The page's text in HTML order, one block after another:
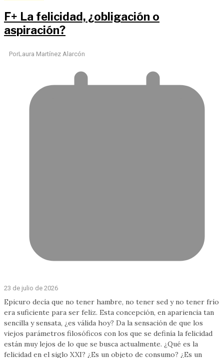
F+ La felicidad, ¿obligación o
aspiración?
PorLaura Martínez Alarcón
23 de julio de 2026
Epicuro decía que no tener hambre, no tener sed y no tener frío
era suficiente para ser feliz. Esta concepción, en apariencia tan
sencilla y sensata, ¿es válida hoy? Da la sensación de que los
viejos parámetros filosóficos con los que se definía la felicidad
están muy lejos de lo que se busca actualmente. ¿Qué es la
felicidad en el siglo XXI? ¿Es un objeto de consumo? ¿Es un